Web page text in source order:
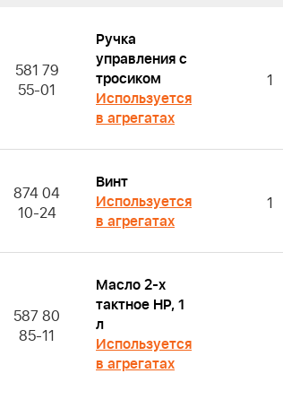
581 79
55-01
Ручка
управления с
тросиком
Используется
в агрегатах
1
874 04
10-24
Винт
Используется
в агрегатах
1
587 80
85-11
Масло 2-х
тактное HP, 1
л
Используется
в агрегатах